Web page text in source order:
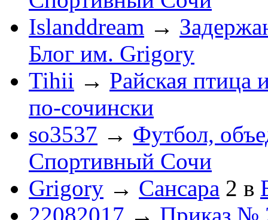
Islanddream →
Блог им. Grigory
Tihii → Райская птица
по-cочински
so3537 → Футбол,
Спортивный Сочи
Grigory → Сансара 2 в